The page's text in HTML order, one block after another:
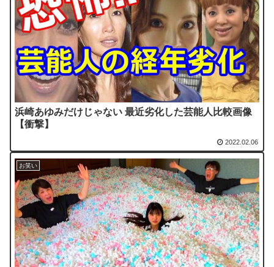
浜崎あゆみだけじゃない 最近劣化した芸能人比較画像
【衝撃】
2022.02.06
お笑い